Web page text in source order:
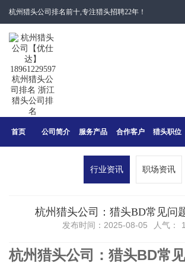
杭州猎头公司排名前十,专注猎头招聘22年！
首页 公司简介 服务产品 合作客户 猎头职位
行业资讯 职场资讯
杭州猎头公司：猎头BD常见问
发布时间：2025-08-05 人气：
杭州猎头公司：猎头BD常